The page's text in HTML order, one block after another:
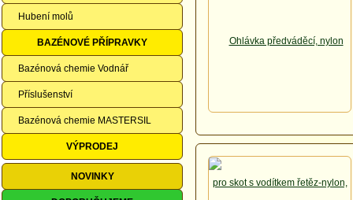
Hubení molů
BAZÉNOVÉ PŘÍPRAVKY
Bazénová chemie Vodnář
Příslušenství
Bazénová chemie MASTERSIL
VÝPRODEJ
NOVINKY